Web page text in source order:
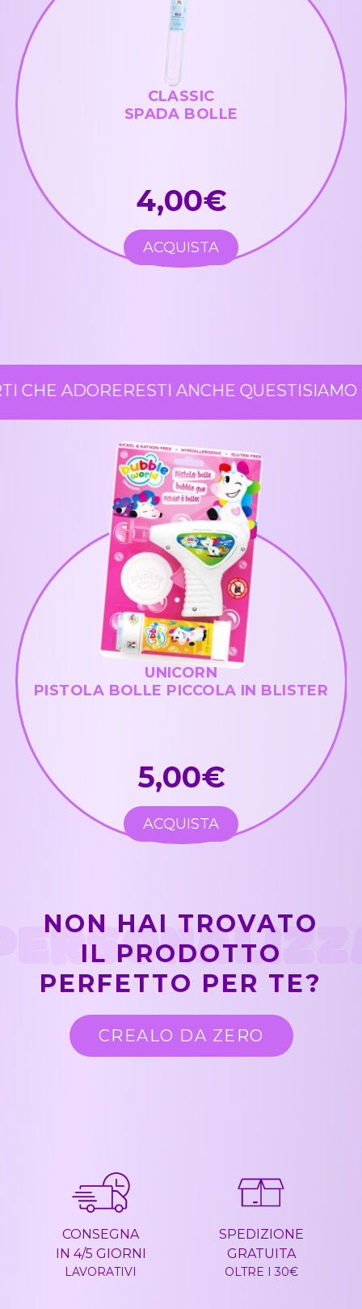
CLASSIC
SPADA BOLLE
4,00€
ACQUISTA
CHE ADORERESTI ANCHE QUESTISIAMO
UNICORN
PISTOLA BOLLE PICCOLA IN BLISTER
5,00€
ACQUISTA
NON HAI TROVATO
IL PRODOTTO
PERFETTO PER TE?
CREALO DA ZERO
CONSEGNA
IN 4/5 GIORNI
LAVORATIVI
SPEDIZIONE
GRATUITA
OLTRE I 30€